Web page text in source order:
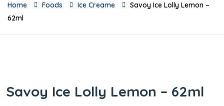
Home Foods Ice Creame
Savoy Ice Lolly Lemon –
62ml
Savoy Ice Lolly Lemon – 62ml